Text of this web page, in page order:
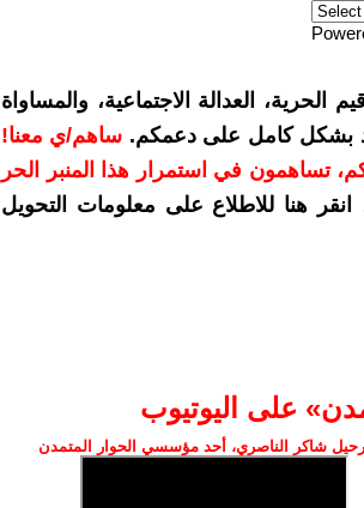
العدالة الاجتماعية، والمساواة
بشكل كامل على دعمكم. ساهم/ي معنا!
تساهمون في استمرار هذا المنبر الحر
انقر هنا للاطلاع على معلومات التحويل
على اليوتيوب
شاكر الناصري، أحد مؤسسي الحوار المتمدن